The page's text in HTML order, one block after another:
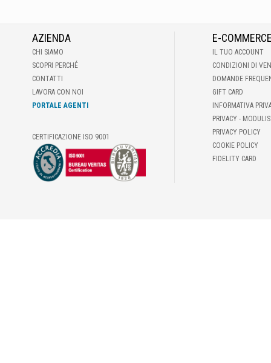
AZIENDA
CHI SIAMO
SCOPRI PERCHÉ
CONTATTI
LAVORA CON NOI
PORTALE AGENTI
CERTIFICAZIONE ISO 9001
E-
IL TUO ACCOUNT
CONDIZIONI DI
DOMANDE
GIFT CARD
INFORMATIVA
PRIVACY -
PRIVACY POLICY
COOKIE POLICY
FIDELITY CARD